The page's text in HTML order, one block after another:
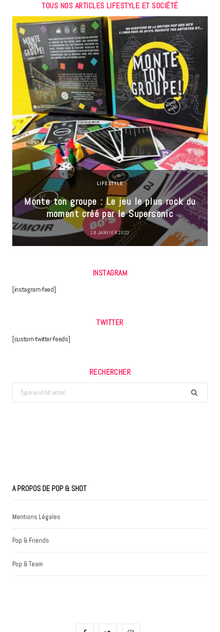
TOUS NOS ARTICLES LIFESTYLE ET SOCIÉTÉ
LIFESTYLE
Monte ton groupe : Le jeu le plus rock du
moment créé par le Supersonic
18 JANVIER 2023
INSTAGRAM
[instagram-feed]
TWITTER
[custom-twitter-feeds]
RECHERCHER
Search
for:
A PROPOS DE POP & SHOT
Mentions Légales
Pop & Friends
Pop & Team